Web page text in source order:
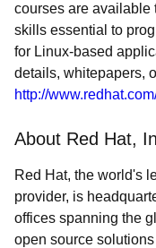
courses are available
skills essential to
for Linux-based
details, whitepapers,
http://
About Red Hat,
Red Hat, the world's
provider, is
offices spanning the
open source